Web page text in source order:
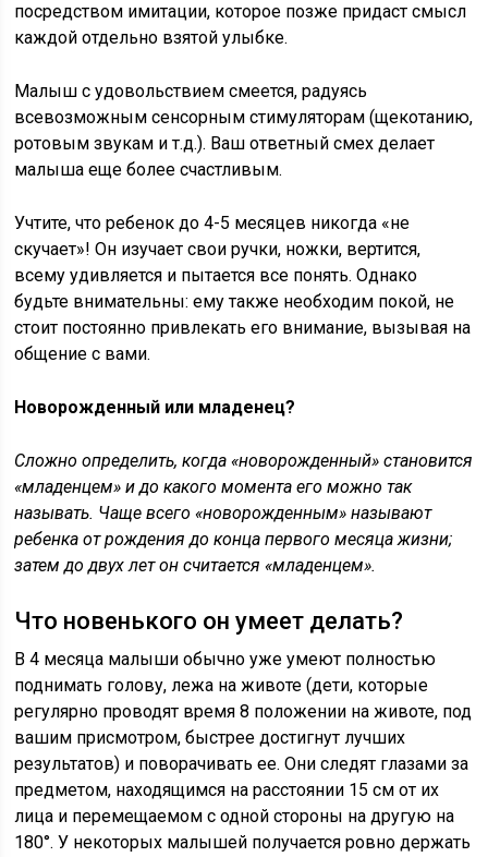
посредством имитации, которое позже придаст смысл
каждой отдельно взятой улыбке.
Малыш с удовольствием смеется, радуясь
всевозможным сенсорным стимуляторам (щекотанию,
ротовым звукам и т.д.). Ваш ответный смех делает
малыша еще более счастливым.
Учтите, что ребенок до 4-5 месяцев никогда «не
скучает»! Он изучает свои ручки, ножки, вертится,
всему удивляется и пытается все понять. Однако
будьте внимательны: ему также необходим покой, не
стоит постоянно привлекать его внимание, вызывая на
общение с вами.
Новорожденный или младенец?
Сложно определить, когда «новорожденный» становится
«младенцем» и до какого момента его можно так
называть. Чаще всего «новорожденным» называют
ребенка от рождения до конца первого месяца жизни;
затем до двух лет он считается «младенцем».
Что новенького он умеет делать?
В 4 месяца малыши обычно уже умеют полностью
поднимать голову, лежа на животе (дети, которые
регулярно проводят время 8 положении на животе, под
вашим присмотром, быстрее достигнут лучших
результатов) и поворачивать ее. Они следят глазами за
предметом, находящимся на расстоянии 15 см от их
лица и перемещаемом с одной стороны на другую на
180°. У некоторых малышей получается ровно держать